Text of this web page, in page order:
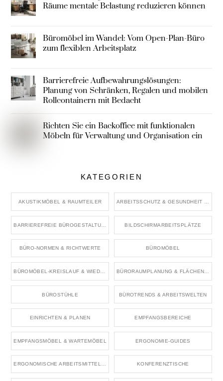
Räume mentale Belastung reduzieren können
Büromöbel im Wandel: Vom Open-Plan-Büro
zum flexiblen Arbeitsplatz
Barrierefreie Aufbewahrungslösungen:
Planung von Schränken, Regalen und mobilen
Rollcontainern mit Bedacht
Richten Sie ein Backoffice mit funktionalen
Möbeln für Verwaltung und Organisation ein
KATEGORIEN
AKUSTIKMÖBEL & RAUMTEILER ARBEITSSCHUTZ & GESUNDHEIT IM BÜRO
BILDSCHIRMARBEITSPLÄTZE
BÜRO-NORMEN & RICHTWERTE BÜROMÖBEL
BÜROSTÜHLE BÜROTRENDS & ARBEITSWELTEN
EINRICHTEN & PLANEN EMPFANGSBEREICHE
EMPFANGSMÖBEL & WARTEMÖBEL ERGONOMIE-GUIDES
ERGONOMISCHE ARBEITSMITTEL & ZUBEHÖR KONFERENZTISCHE